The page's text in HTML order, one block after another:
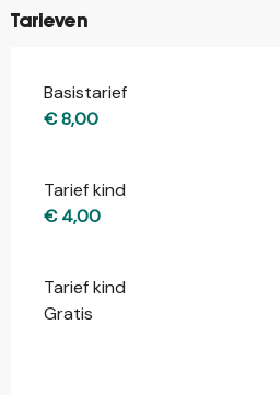
Tarieven
Basistarief
€ 8,00
Tarief kind
€ 4,00
Tarief kind
Gratis